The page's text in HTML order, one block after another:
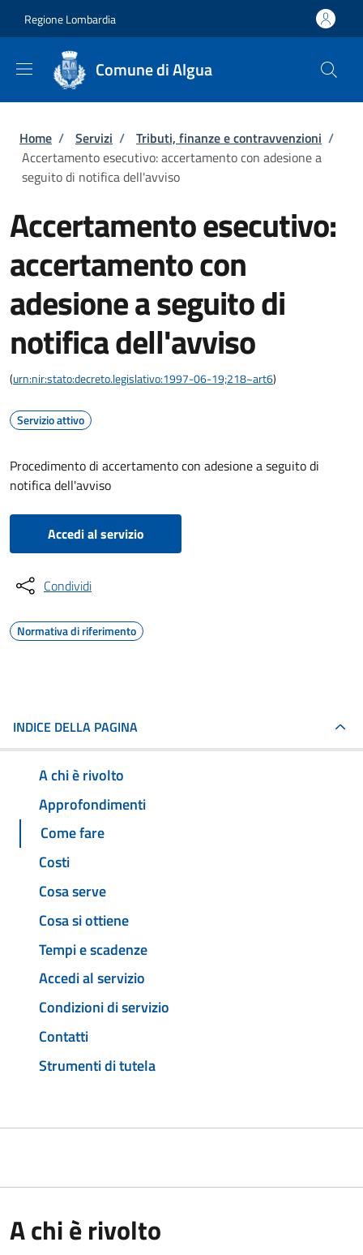
Regione Lombardia
Comune di Algua
Briciole di pane
Home / Servizi / Tributi, finanze e contravvenzioni /
Accertamento esecutivo: accertamento con adesione a
seguito di notifica dell'avviso
Accertamento esecutivo:
accertamento con
adesione a seguito di
notifica dell'avviso
(urn:nir:stato:decreto.legislativo:1997-06-19;218~art6)
Servizio attivo
Procedimento di accertamento con adesione a seguito di
notifica dell'avviso
Accedi al servizio
Condividi
Normativa di riferimento
INDICE DELLA PAGINA
A chi è rivolto
Approfondimenti
Come fare
Costi
Cosa serve
Cosa si ottiene
Tempi e scadenze
Accedi al servizio
Condizioni di servizio
Contatti
Strumenti di tutela
A chi è rivolto